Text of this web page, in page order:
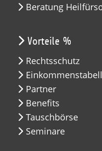
Beratung
Vorteile %
Rechtsschutz
Partner
Benefits
Tauschbörse
Seminare